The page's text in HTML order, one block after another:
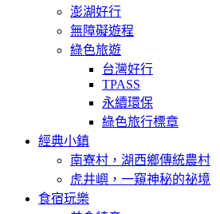
澎湖好行
無障礙遊程
綠色旅遊
台灣好行
TPASS
永續環保
綠色旅行標章
經典小鎮
南寮村，湖西鄉傳統農村
虎井嶼，一窺神秘的祕境
食宿玩樂